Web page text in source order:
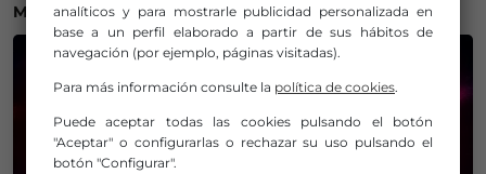
Marsellaanalíticos y para mostrarle publicidad personalizada en
base a un perfil elaborado a partir de sus hábitos de
navegación (por ejemplo, páginas visitadas).
Para más información consulte la política de cookies.
Puede aceptar todas las cookies pulsando el botón
"Aceptar" o configurarlas o rechazar su uso pulsando el
botón "Configurar".